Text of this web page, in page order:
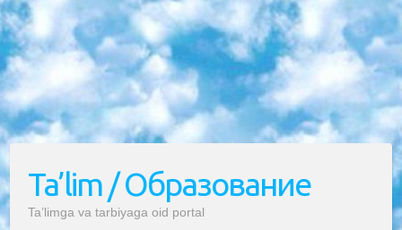
Ta’lim / Образование
Ta’limga va tarbiyaga oid portal